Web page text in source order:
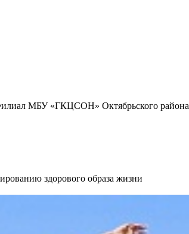
МБУ «ГКЦСОН» Октябрьского района
здорового образа жизни